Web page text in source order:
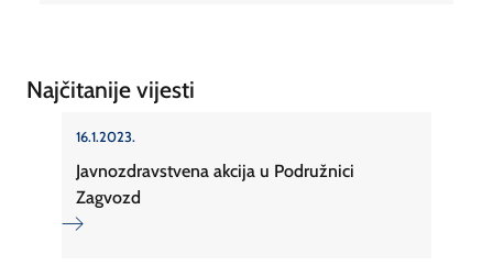
Najčitanije vijesti
16.1.2023.
Javnozdravstvena akcija u Podružnici
Zagvozd